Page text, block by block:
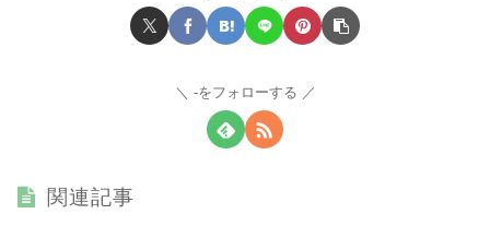
-をフォローする
関連記事